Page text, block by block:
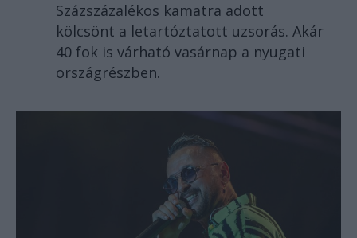
Százszázalékos kamatra adott
kölcsönt a letartóztatott uzsorás. Akár
40 fok is várható vasárnap a nyugati
országrészben.